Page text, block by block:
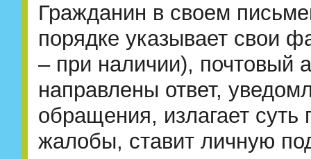
Гражданин в своем
порядке указывает свои
– при наличии), почтовый
направлены ответ,
обращения, излагает
жалобы, ставит личную